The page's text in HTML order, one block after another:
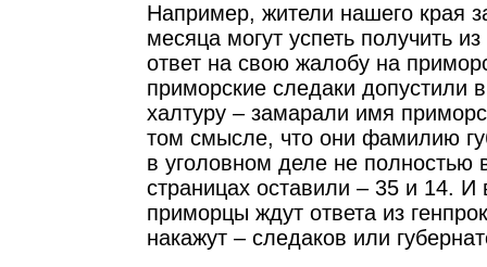
Например, жители нашего края
месяца могут успеть получить
ответ на свою жалобу на
приморские следаки допустили
халтуру – замарали имя
том смысле, что они фамилию
в уголовном деле не полностью
страницах оставили – 35 и 14. И
приморцы ждут ответа из
накажут – следаков или